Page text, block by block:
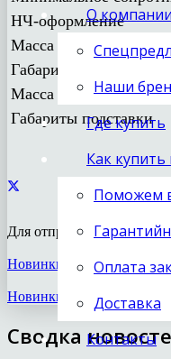
О компании
Наши
Где купить
Как купить
Поможем
Оплата
Доставка
Контакты
НЧ-оформление
Масса без подставки
Габариты без подставки
Масса подставки
Габариты подставки
Для отправки
Новинки High End 2018:
Новинки High End 2018:
Сводка